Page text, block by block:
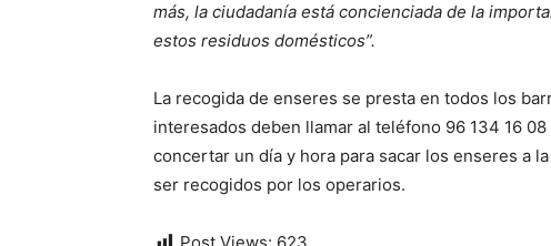
más, la ciudadanía está concienciada de la
estos residuos domésticos”.
La recogida de enseres se presta en todos los
interesados deben llamar al teléfono 96 134 16
concertar un día y hora para sacar los enseres a
ser recogidos por los operarios.